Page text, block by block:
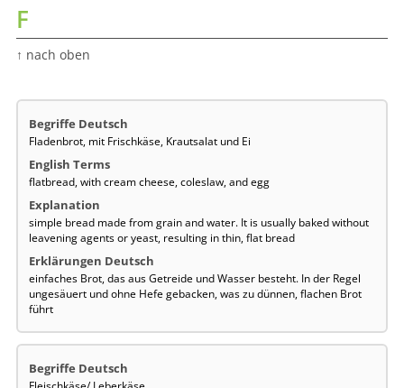
F
↑ nach oben
Fladenbrot, mit Frischkäse, Krautsalat und Ei
flatbread, with cream cheese, coleslaw, and egg
simple bread made from grain and water. It is usually baked without
leavening agents or yeast, resulting in thin, flat bread
einfaches Brot, das aus Getreide und Wasser besteht. In der Regel
ungesäuert und ohne Hefe gebacken, was zu dünnen, flachen Brot
führt